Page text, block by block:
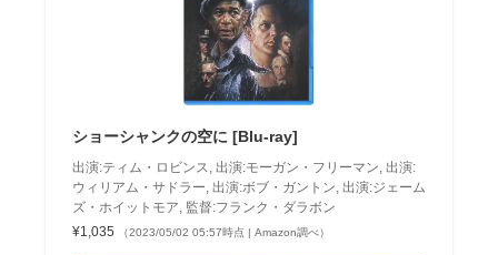
ショーシャンクの空に [Blu-ray]
出演:ティム・ロビンス, 出演:モーガン・フリーマン, 出演:
ウィリアム・サドラー, 出演:ボブ・ガントン, 出演:ジェーム
ズ・ホイットモア, 監督:フランク・ダラボン
¥1,035
（2023/05/02 05:57時点 | Amazon調べ）